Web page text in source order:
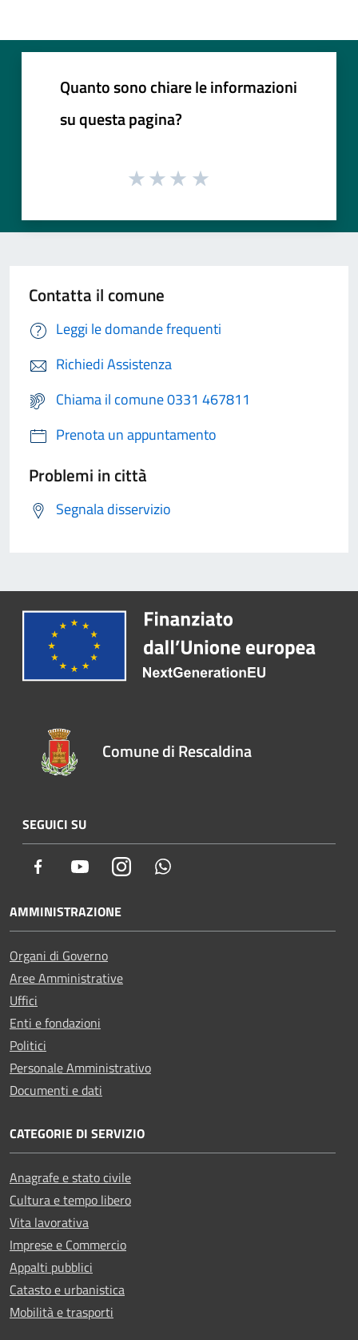
Quanto sono chiare le informazioni
su questa pagina?
Contatta il comune
Leggi le domande frequenti
Richiedi Assistenza
Chiama il comune 0331 467811
Prenota un appuntamento
Problemi in città
Segnala disservizio
Comune di Rescaldina
SEGUICI SU
Facebook YoutubeInstagram
AMMINISTRAZIONE
Organi di Governo
Aree Amministrative
Uffici
Enti e fondazioni
Politici
Personale Amministrativo
Documenti e dati
CATEGORIE DI SERVIZIO
Anagrafe e stato civile
Cultura e tempo libero
Vita lavorativa
Imprese e Commercio
Appalti pubblici
Catasto e urbanistica
Mobilità e trasporti